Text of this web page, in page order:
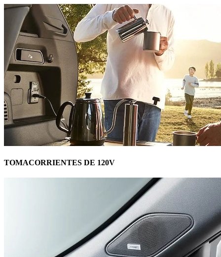
TOMACORRIENTES DE 120V